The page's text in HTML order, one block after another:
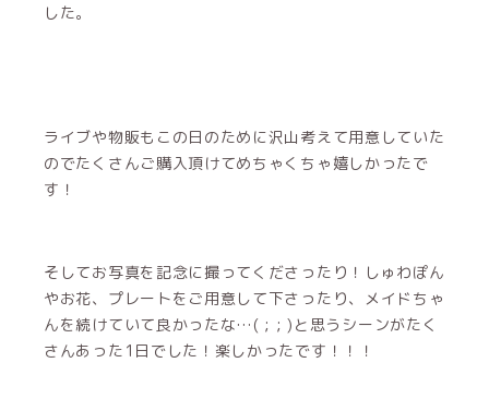
した。
ライブや物販もこの日のために沢山考えて用意していた
のでたくさんご購入頂けてめちゃくちゃ嬉しかったで
す！
そしてお写真を記念に撮ってくださったり！しゅわぽん
やお花、プレートをご用意して下さったり、メイドちゃ
んを続けていて良かったな…( ; ; )と思うシーンがたく
さんあった1日でした！楽しかったです！！！